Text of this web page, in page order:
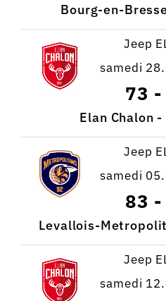
Bourg-en-
Jeep
samedi
73 -
Elan Chalon
Jeep
samedi
83 -
Levallois-
Jeep
samedi